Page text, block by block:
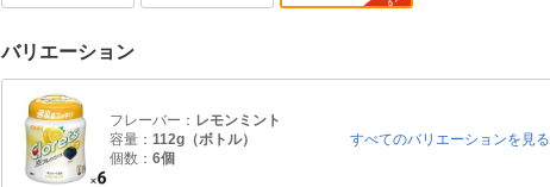
バリエーション
フレーバー： レモンミント
容量： 112g（ボトル）
個数： 6個
すべてのバリエーションを見る